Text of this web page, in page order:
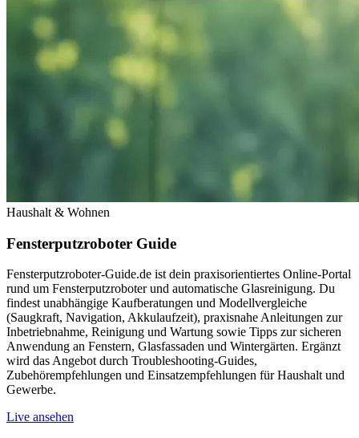
Haushalt & Wohnen
Fensterputzroboter Guide
Fensterputzroboter-Guide.de ist dein praxisorientiertes Online-Portal
rund um Fensterputzroboter und automatische Glasreinigung. Du
findest unabhängige Kauf­beratungen und Modellvergleiche
(Saugkraft, Navigation, Akkulaufzeit), praxisnahe Anleitungen zur
Inbetriebnahme, Reinigung und Wartung sowie Tipps zur sicheren
Anwendung an Fenstern, Glasfassaden und Wintergärten. Ergänzt
wird das Angebot durch Troubleshooting-Guides,
Zubehörempfehlungen und Einsatzempfehlungen für Haushalt und
Gewerbe.
Live ansehen